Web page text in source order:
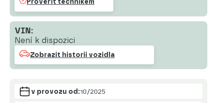
VIN:
Není k dispozici
Zobrazit historii vozidla
v provozu od:10/2025